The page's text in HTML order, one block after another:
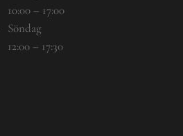
10:00 – 17:00
Söndag
12:00 – 17:30